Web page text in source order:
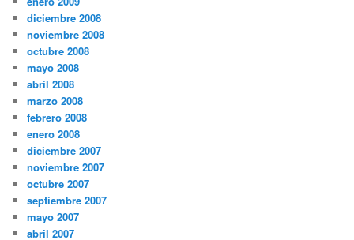
diciembre 2008
noviembre 2008
octubre 2008
mayo 2008
abril 2008
marzo 2008
febrero 2008
enero 2008
diciembre 2007
noviembre 2007
octubre 2007
septiembre 2007
mayo 2007
abril 2007